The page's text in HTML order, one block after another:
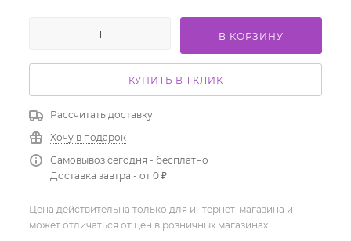
В КОРЗИНУ
КУПИТЬ В 1 КЛИК
Рассчитать доставку
Хочу в подарок
Самовывоз сегодня - бесплатно
Доставка завтра - от 0 ₽
Цена действительна только для интернет-магазина и
может отличаться от цен в розничных магазинах